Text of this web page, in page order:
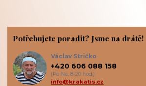
Potřebujete poradit? Jsme na drátě!
Václav Stričko
+420 606 088 158
(Po-Ne, 8-20 hod.)
info@krakatis.cz